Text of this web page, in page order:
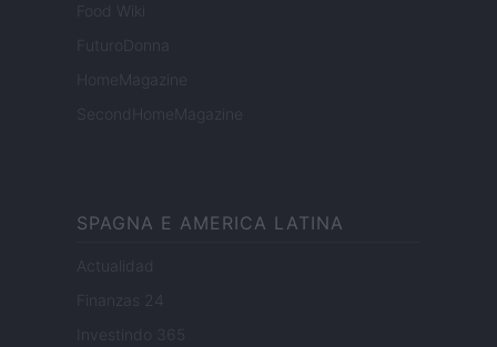
Food Wiki
FuturoDonna
HomeMagazine
SecondHomeMagazine
SPAGNA E AMERICA LATINA
Actualidad
Finanzas 24
Investindo 365